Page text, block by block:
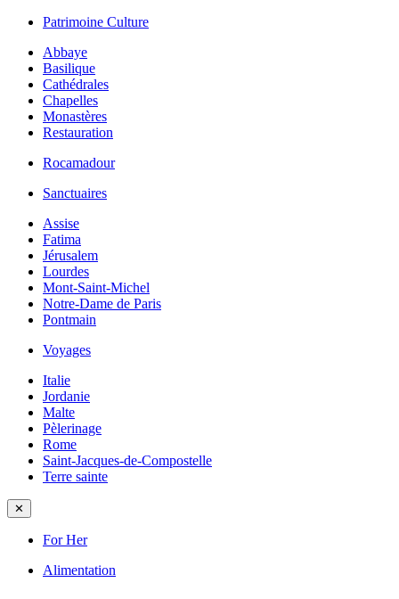
Patrimoine Culture
Abbaye
Basilique
Cathédrales
Chapelles
Monastères
Restauration
Rocamadour
Sanctuaires
Assise
Fatima
Jérusalem
Lourdes
Mont-Saint-Michel
Notre-Dame de Paris
Pontmain
Voyages
Italie
Jordanie
Malte
Pèlerinage
Rome
Saint-Jacques-de-Compostelle
Terre sainte
✕
For Her
Alimentation